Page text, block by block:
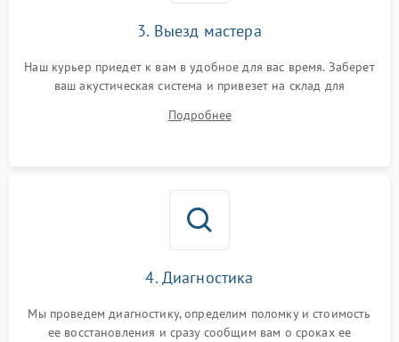
3. Выезд мастера
Наш курьер приедет к вам в удобное для вас время. Заберет
ваш акустическая система и привезет на склад для
Подробнее
4. Диагностика
Мы проведем диагностику, определим поломку и стоимость
ее восстановления и сразу сообщим вам о сроках ее